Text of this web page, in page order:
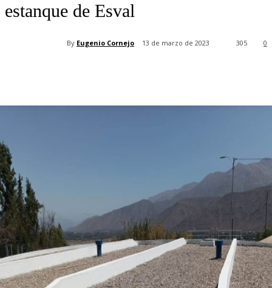
estanque de Esval
By Eugenio Cornejo 13 de marzo de 2023 0
305